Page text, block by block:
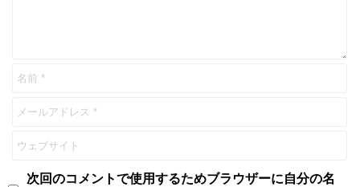
次回のコメントで使用するためブラウザーに自分の名